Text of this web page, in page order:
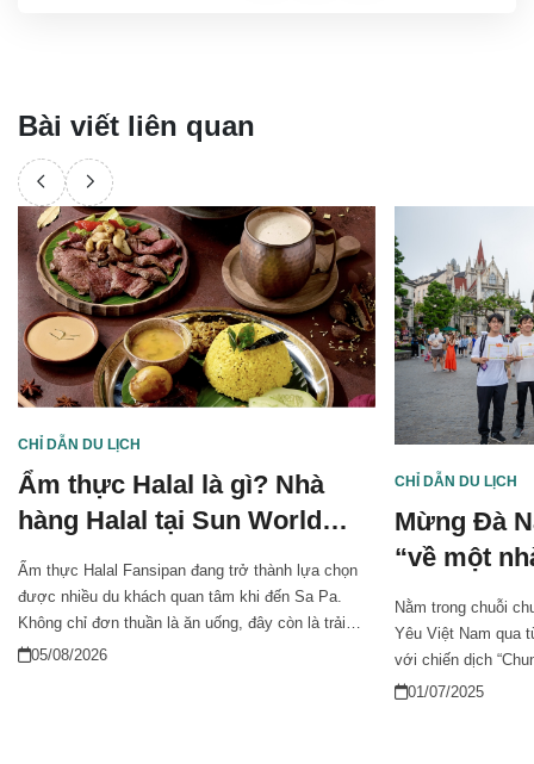
Bài viết liên quan
CHỈ DẪN DU LỊCH
Ẩm thực Halal là gì? Nhà
hàng Halal tại Sun World
Fansipan Legend
Ẩm thực Halal Fansipan đang trở thành lựa chọn
được nhiều du khách quan tâm khi đến Sa Pa.
Không chỉ đơn thuần là ăn uống, đây còn là trải
nghiệm mang tính an tâm, minh bạch và phù hợp
05/08/2026
CHỈ DẪN DU LỊCH
Mừng Đà
“về một
dành ưu
dân địa
Nằm trong chuỗi
Yêu Việt Nam qua
với chiến dịch
mừng sự kiện hợp
01/07/2025